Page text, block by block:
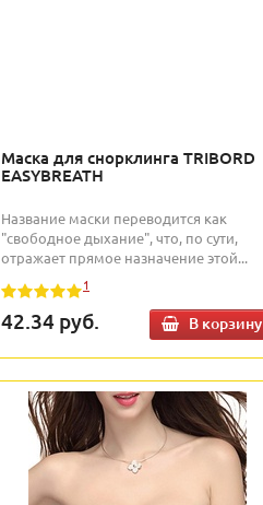
Маска для снорклинга TRIBORD
EASYBREATH
Название маски переводится как
"свободное дыхание", что, по сути,
отражает прямое назначение этой...
1
42.34 руб. В корзину